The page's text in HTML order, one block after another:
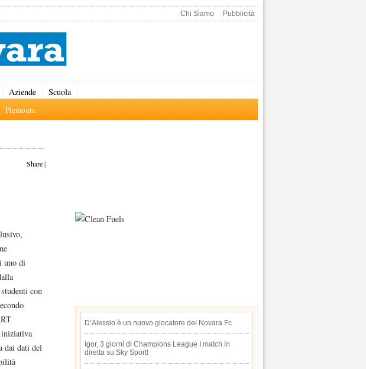
Chi Siamo Pubblicità
Piemonte
Aziende Scuola
Share|
uno di
con
dai dati del
D’Alessio è un nuovo giocatore del Novara Fc
Igor, 3 giorni di Champions League I match in
diretta su Sky Sport!